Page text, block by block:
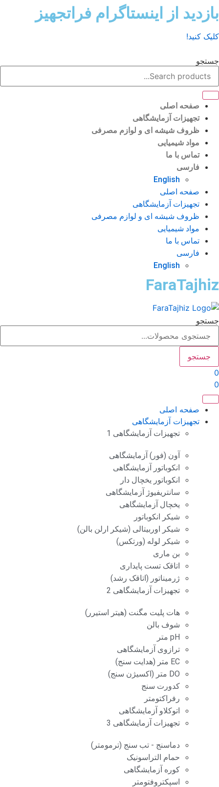
از اینستاگرام فراتجهیز
کنید!
صفحه اصلی
تجهیزات آزمایشگاهی
ظروف شیشه ای و لوازم مصرفی
مواد شیمیایی
تماس با ما
فارسی
English
صفحه اصلی
تجهیزات آزمایشگاهی
ظروف شیشه ای و لوازم مصرفی
مواد شیمیایی
تماس با ما
فارسی
English
جستجو
صفحه اصلی
تجهیزات آزمایشگاهی
تجهیزات آزمایشگاهی 1
آون (فور) آزمایشگاهی
انکوباتور آزمایشگاهی
انکوباتور یخچال دار
سانتریفیوژ آزمایشگاهی
یخچال آزمایشگاهی
شیکر انکوباتور
شیکر اوربیتالی (شیکر ارلن بالن)
شیکر لوله (ورتکس)
بن ماری
اتاقک تست پایداری
ژرمیناتور (اتاقک رشد)
تجهیزات آزمایشگاهی 2
هات پلیت مگنت (هیتر استیرر)
شوف بالن
pH متر
ترازوی آزمایشگاهی
EC متر (هدایت سنج)
DO متر (اکسیژن سنج)
کدورت سنج
رفراکتومتر
اتوکلاو آزمایشگاهی
تجهیزات آزمایشگاهی 3
دماسنج - تب سنج (ترمومتر)
حمام التراسونیک
کوره آزمایشگاهی
اسپکتروفتومتر